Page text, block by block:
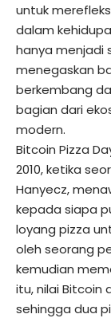
untuk
dalam
hanya menjadi
menegaskan
berkembang
bagian dari
modern.
Bitcoin Pizza
2010, ketika
Hanyecz,
kepada siapa
loyang pizza
oleh seorang
kemudian
itu, nilai Bitcoin
sehingga dua